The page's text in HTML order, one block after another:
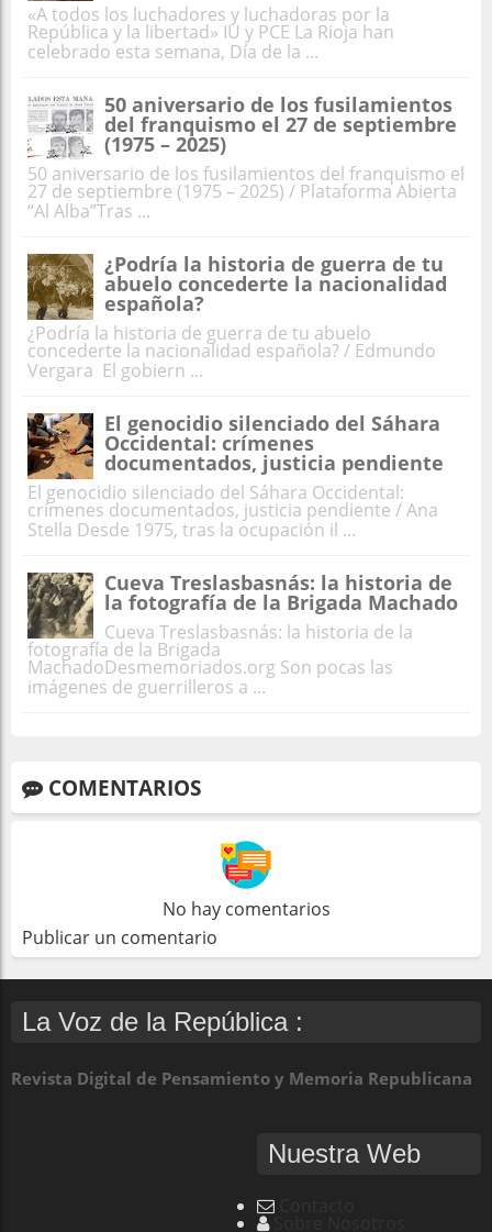
«A todos los luchadores y luchadoras por la
República y la libertad» IU y PCE La Rioja han
celebrado esta semana, Día de la ...
50 aniversario de los fusilamientos
del franquismo el 27 de septiembre
(1975 – 2025)
50 aniversario de los fusilamientos del franquismo el
27 de septiembre (1975 – 2025) / Plataforma Abierta
“Al Alba”Tras ...
¿Podría la historia de guerra de tu
abuelo concederte la nacionalidad
española?
¿Podría la historia de guerra de tu abuelo
concederte la nacionalidad española? / Edmundo
Vergara El gobiern ...
El genocidio silenciado del Sáhara
Occidental: crímenes
documentados, justicia pendiente
El genocidio silenciado del Sáhara Occidental:
crímenes documentados, justicia pendiente / Ana
Stella Desde 1975, tras la ocupación il ...
Cueva Treslasbasnás: la historia de
la fotografía de la Brigada Machado
Cueva Treslasbasnás: la historia de la
fotografía de la Brigada
MachadoDesmemoriados.org Son pocas las
imágenes de guerrilleros a ...
COMENTARIOS
No hay comentarios
Publicar un comentario
La Voz de la República :
Revista Digital de Pensamiento y Memoria Republicana
Nuestra Web